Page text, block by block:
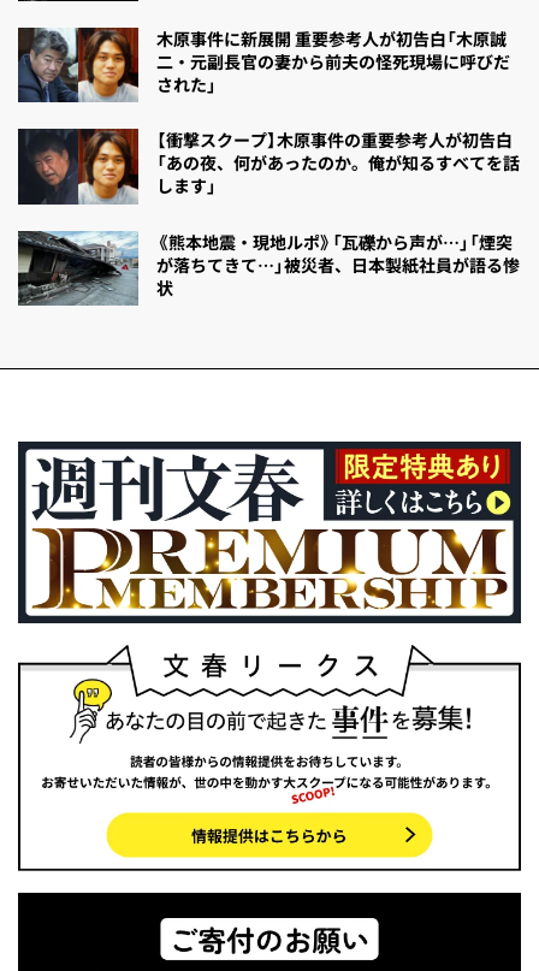
木原事件に新展開 重要参考人が初告白「木原誠
二・元副長官の妻から前夫の怪死現場に呼びだ
された」
【衝撃スクープ】木原事件の重要参考人が初告白
「あの夜、何があったのか。俺が知るすべてを話
します」
《熊本地震・現地ルポ》「瓦礫から声が…」「煙突
が落ちてきて…」被災者、日本製紙社員が語る惨
状